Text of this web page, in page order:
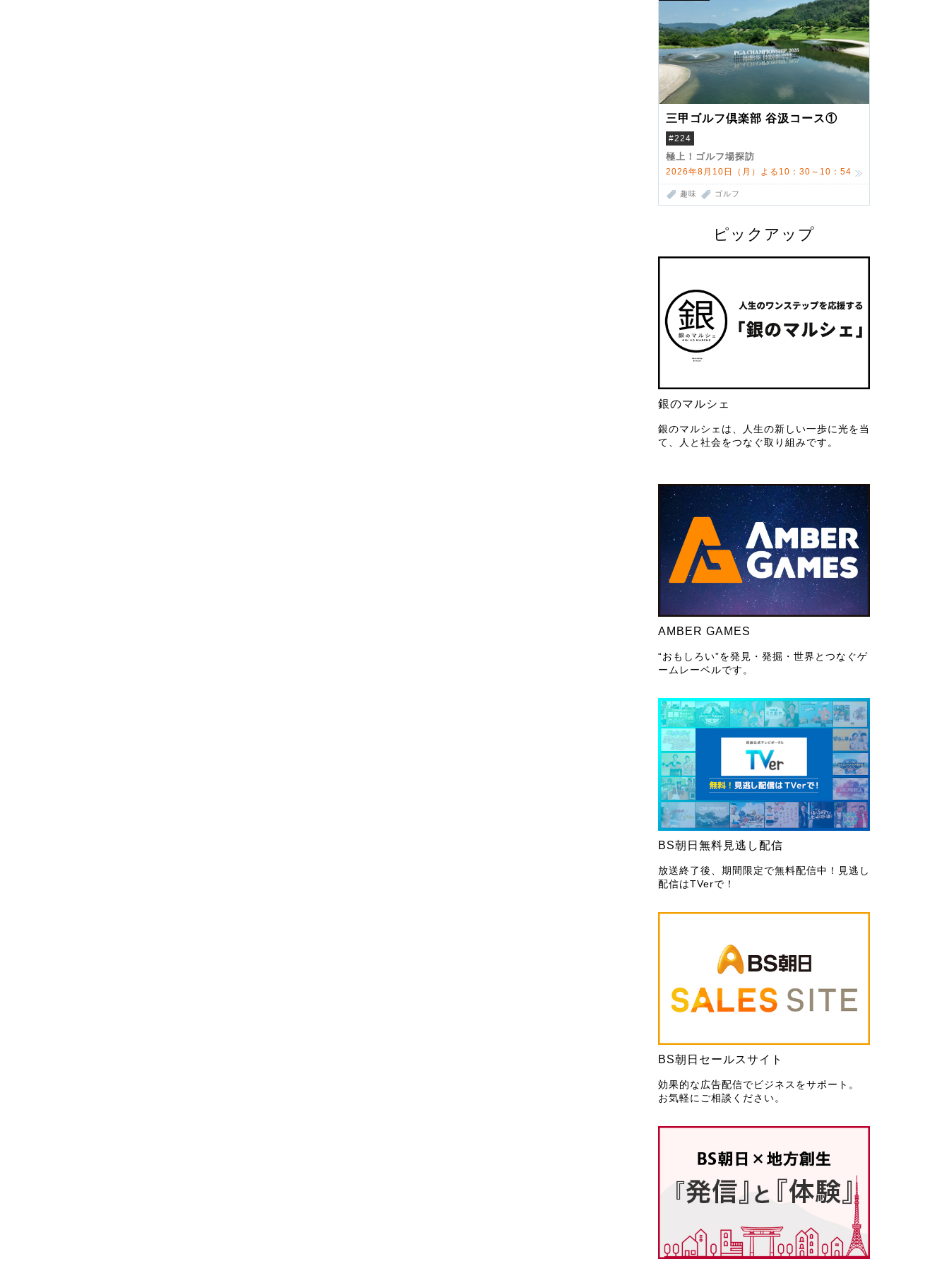
三甲ゴルフ倶楽部 谷汲コース①
#224
極上！ゴルフ場探訪
2026年8月10日（月）よる10：30～10：54
趣味 ゴルフ
ピックアップ
銀のマルシェ
銀のマルシェは、人生の新しい一歩に光を当
て、人と社会をつなぐ取り組みです。
AMBER GAMES
“おもしろい”を発見・発掘・世界とつなぐゲ
ームレーベルです。
BS朝日無料見逃し配信
放送終了後、期間限定で無料配信中！見逃し
配信はTVerで！
BS朝日セールスサイト
効果的な広告配信でビジネスをサポート。
お気軽にご相談ください。